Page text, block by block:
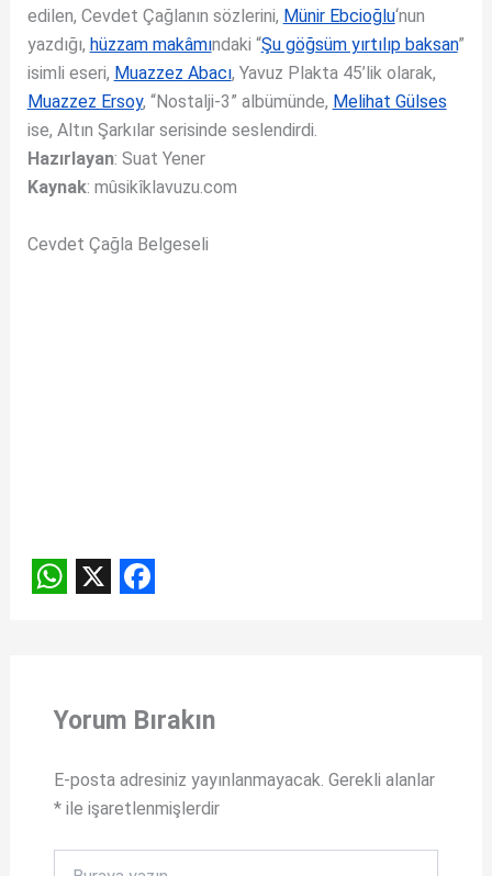
edilen, Cevdet Çağlanın sözlerini, Münir Ebcioğlu‘nun
yazdığı, hüzzam makâmındaki “Şu göğsüm yırtılıp baksan”
isimli eseri, Muazzez Abacı, Yavuz Plakta 45’lik olarak,
Muazzez Ersoy, “Nostalji-3” albümünde, Melihat Gülses
ise, Altın Şarkılar serisinde seslendirdi.
Hazırlayan: Suat Yener
Kaynak: mûsikîklavuzu.com
Cevdet Çağla Belgeseli
e
o
o
k
Yorum Bırakın
E-posta adresiniz yayınlanmayacak. Gerekli alanlar
*ile işaretlenmişlerdir